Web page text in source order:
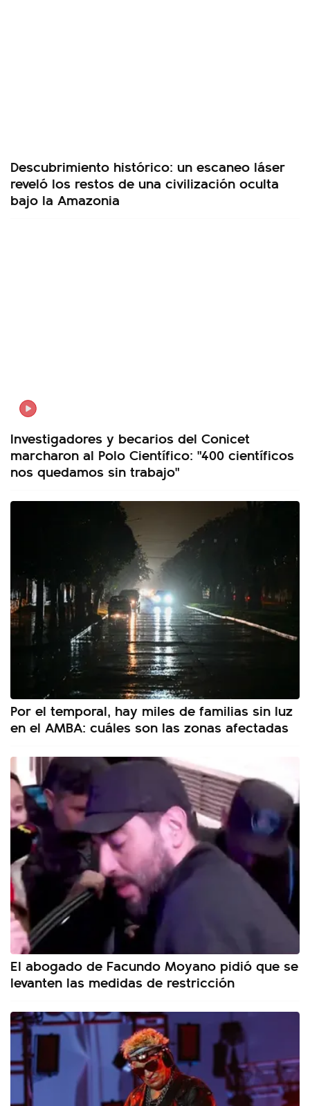
Descubrimiento histórico: un escaneo láser
reveló los restos de una civilización oculta
bajo la Amazonia
Investigadores y becarios del Conicet
marcharon al Polo Científico: "400 científicos
nos quedamos sin trabajo"
Por el temporal, hay miles de familias sin luz
en el AMBA: cuáles son las zonas afectadas
El abogado de Facundo Moyano pidió que se
levanten las medidas de restricción